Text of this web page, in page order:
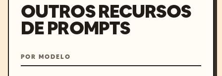
OUTROS RECURSOS
DE PROMPTS
POR MODELO